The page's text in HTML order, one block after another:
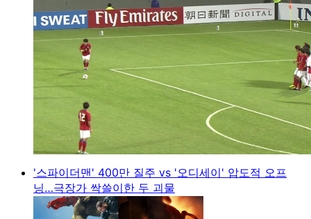
'스파이더맨' 400만 질주 vs '오디세이' 압도적 오프
닝…극장가 싹쓸이한 두 괴물